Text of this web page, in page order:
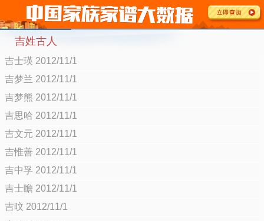
吉姓古人
吉士瑛 2012/11/1
吉梦兰 2012/11/1
吉梦熊 2012/11/1
吉思哈 2012/11/1
吉文元 2012/11/1
吉惟善 2012/11/1
吉中孚 2012/11/1
吉士瞻 2012/11/1
吉旼 2012/11/1